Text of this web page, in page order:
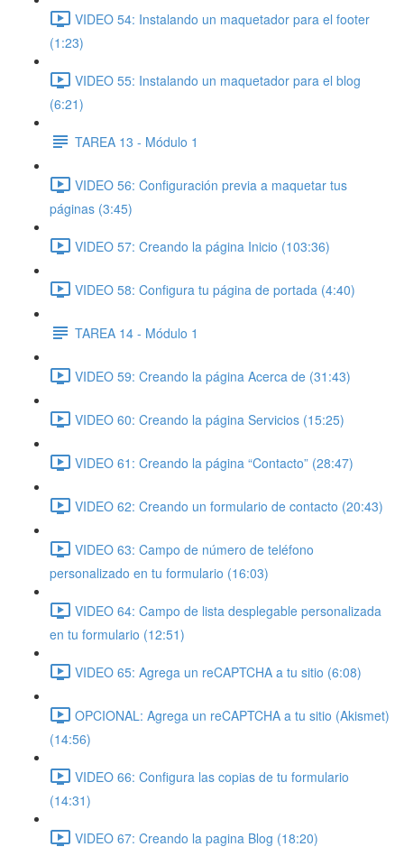
VIDEO 54: Instalando un maquetador para el footer
(1:23)
VIDEO 55: Instalando un maquetador para el blog
(6:21)
TAREA 13 - Módulo 1
VIDEO 56: Configuración previa a maquetar tus
páginas (3:45)
VIDEO 57: Creando la página Inicio (103:36)
VIDEO 58: Configura tu página de portada (4:40)
TAREA 14 - Módulo 1
VIDEO 59: Creando la página Acerca de (31:43)
VIDEO 60: Creando la página Servicios (15:25)
VIDEO 61: Creando la página “Contacto” (28:47)
VIDEO 62: Creando un formulario de contacto (20:43)
VIDEO 63: Campo de número de teléfono
personalizado en tu formulario (16:03)
VIDEO 64: Campo de lista desplegable personalizada
en tu formulario (12:51)
VIDEO 65: Agrega un reCAPTCHA a tu sitio (6:08)
OPCIONAL: Agrega un reCAPTCHA a tu sitio (Akismet)
(14:56)
VIDEO 66: Configura las copias de tu formulario
(14:31)
VIDEO 67: Creando la pagina Blog (18:20)